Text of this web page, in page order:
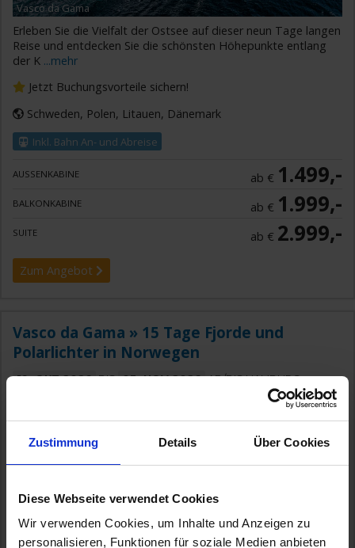
Zustimmung Details Über Cookies
Diese Webseite verwendet Cookies
Wir verwenden Cookies, um Inhalte und Anzeigen zu
personalisieren, Funktionen für soziale Medien anbieten
Vasco da Gama
Erleben Sie die Vielfalt der Ostsee auf dieser neun Tage langen
Reise und entdecken Sie die schönsten Höhepunkte entlang
der K ...mehr
Jetzt Buchungsvorteile sichern!
Schweden, Polen, Litauen, Dänemark
Inkl. Bahn An- und Abreise
AUSSENKABINE ab € 1.499,-
BALKONKABINE ab € 1.999,-
SUITE ab € 2.999,-
Zum Angebot
Vasco da Gama » 15 Tage Fjorde und
Polarlichter in Norwegen
19. OKT 2026 BIS 03. NOV 2026 AB/BIS HAMBURG
Garantiekabinen-Special